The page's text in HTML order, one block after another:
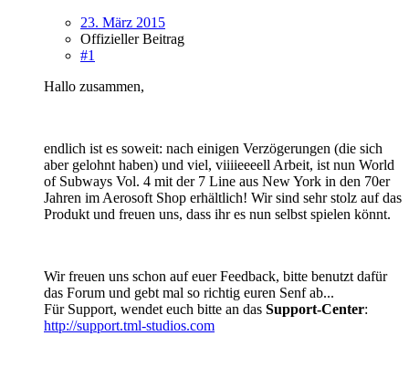
23. März 2015
Offizieller Beitrag
#1
Hallo zusammen,
endlich ist es soweit: nach einigen Verzögerungen (die sich
aber gelohnt haben) und viel, viiiieeeell Arbeit, ist nun World
of Subways Vol. 4 mit der 7 Line aus New York in den 70er
Jahren im Aerosoft Shop erhältlich! Wir sind sehr stolz auf das
Produkt und freuen uns, dass ihr es nun selbst spielen könnt.
Wir freuen uns schon auf euer Feedback, bitte benutzt dafür
das Forum und gebt mal so richtig euren Senf ab...
Für Support, wendet euch bitte an das Support-Center:
http://support.tml-studios.com